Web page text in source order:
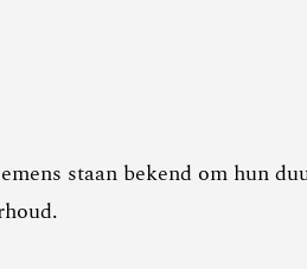
staan bekend om hun